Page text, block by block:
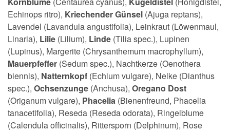
Echinops ritro), Kriechender Günsel (Ajuga reptans),
Lavendel (Lavandula angustifolia), Leinkraut (Löwenmaul,
Linaria), Lilie (Lilium), Linde (Tilia spec.), Lupinen
(Lupinus), Margerite (Chrysanthemum macrophyllum),
Mauerpfeffer (Sedum spec.), Nachtkerze (Oenothera
biennis), Natternkopf (Echium vulgare), Nelke (Dianthus
spec.), Ochsenzunge (Anchusa), Oregano Dost
(Origanum vulgare), Phacelia (Bienenfreund, Phacelia
tanacetifolia), Reseda (Reseda odorata), Ringelblume
(Calendula officinalis), Rittersporn (Delphinum), Rose